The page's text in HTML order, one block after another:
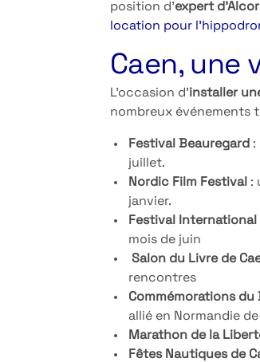
position d’expert
location pour
Caen, une
L’occasion d’installer
nombreux événements
Festival Beauregard :
juillet.
Nordic Film Festival :
janvier.
Festival International
mois de juin
Salon du Livre de
rencontres
Commémorations du
allié en Normandie
Marathon de la
Fêtes Nautiques de